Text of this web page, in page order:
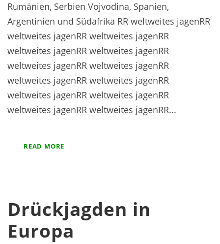
Rumänien, Serbien Vojvodina, Spanien,
Argentinien und Südafrika RR weltweites jagenRR
weltweites jagenRR weltweites jagenRR
weltweites jagenRR weltweites jagenRR
weltweites jagenRR weltweites jagenRR
weltweites jagenRR weltweites jagenRR
weltweites jagenRR weltweites jagenRR
weltweites jagenRR weltweites jagenRR...
READ MORE
Drückjagden in
Europa